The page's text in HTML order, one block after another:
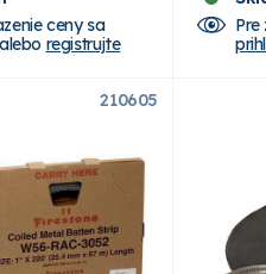
ceny sa
registrujte
Pre
210605